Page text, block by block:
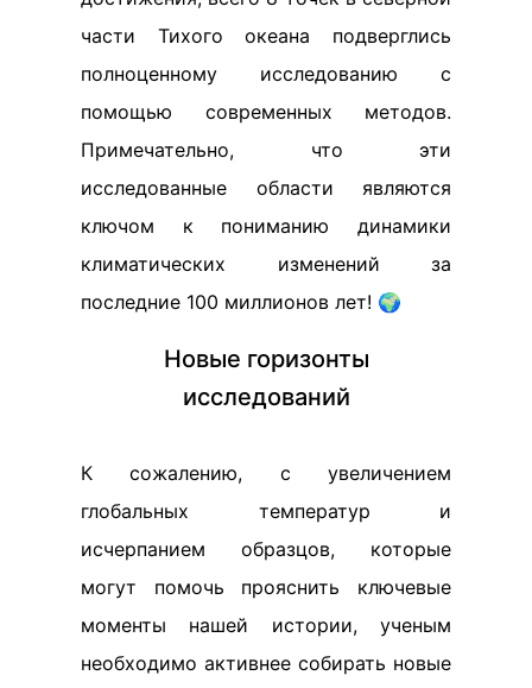
части Тихого океана подверглись
полноценному исследованию с
помощью современных методов.
Примечательно, что эти
исследованные области являются
ключом к пониманию динамики
климатических изменений за
последние 100 миллионов лет! 🌍
Новые горизонты
исследований
К сожалению, с увеличением
глобальных температур и
исчерпанием образцов, которые
могут помочь прояснить ключевые
моменты нашей истории, ученым
необходимо активнее собирать новые